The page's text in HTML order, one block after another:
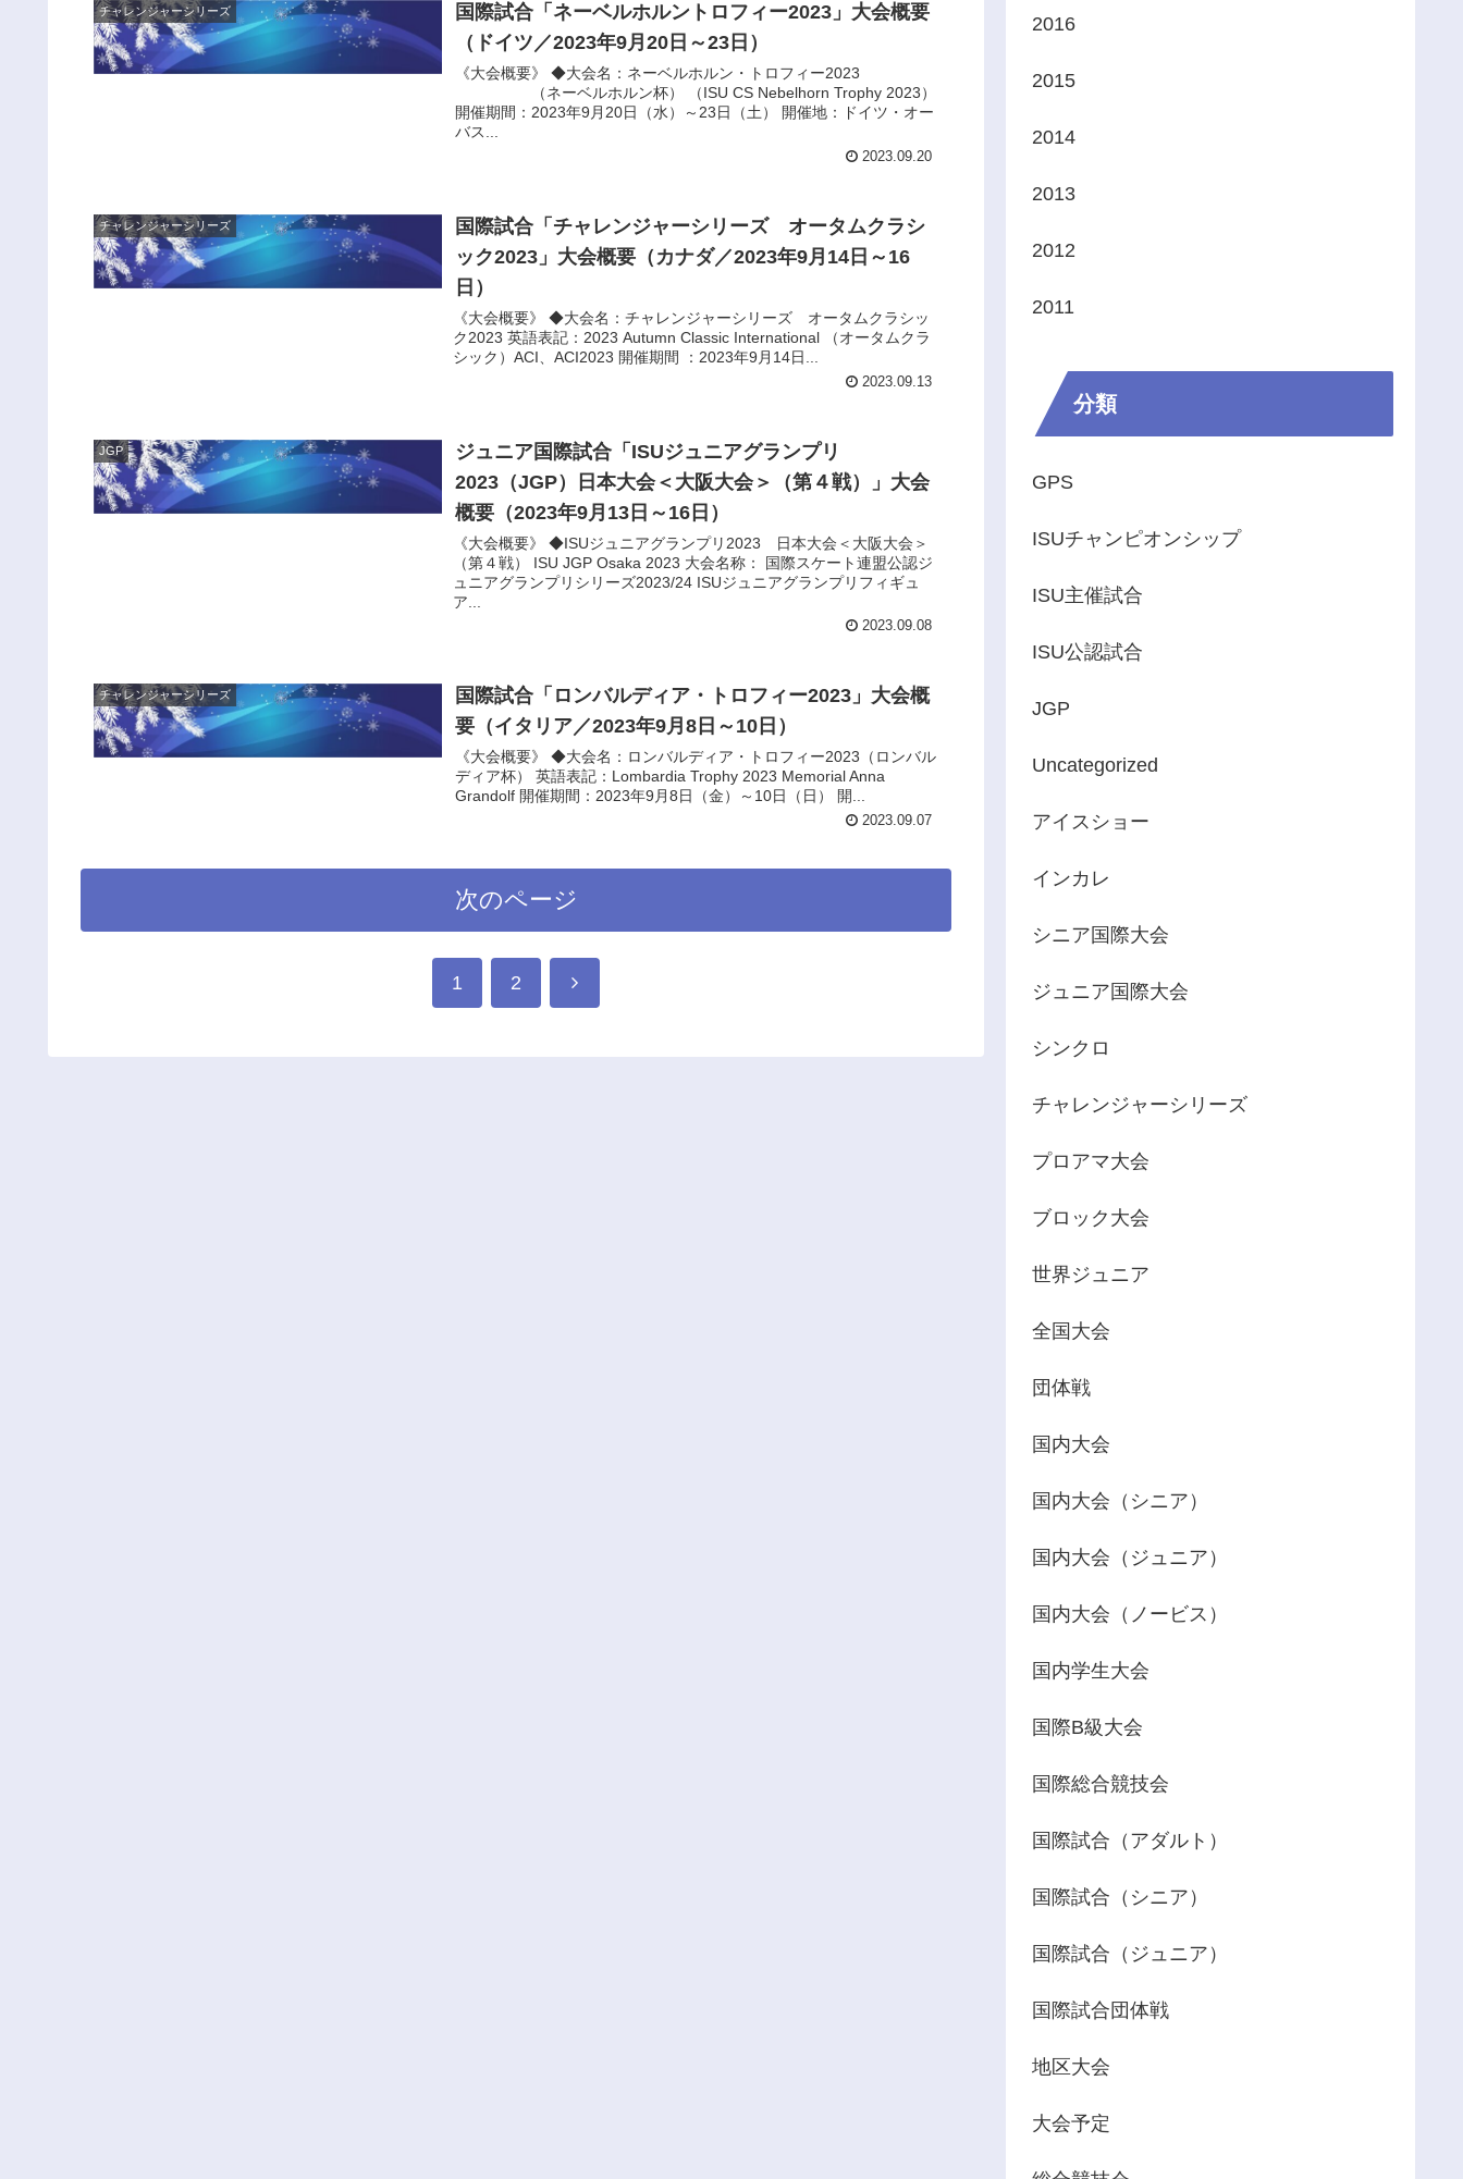
チャレンジャーシリーズ
国際試合「ネーベルホルントロフィー2023」大会概要
（ドイツ／2023年9月20日～23日）
《大会概要》 ◆大会名：ネーベルホルン・トロフィー2023
（ネーベルホルン杯） （ISU CS Nebelhorn Trophy 2023）
開催期間：2023年9月20日（水）～23日（土） 開催地：ドイツ・オー
バス...
2023.09.20
チャレンジャーシリーズ
国際試合「チャレンジャーシリーズ オータムクラシ
ック2023」大会概要（カナダ／2023年9月14日～16
日）
《大会概要》 ◆大会名：チャレンジャーシリーズ オータムクラシッ
ク2023 英語表記：2023 Autumn Classic International （オータムクラ
シック）ACI、ACI2023 開催期間 ：2023年9月14日...
2023.09.13
JGP
ジュニア国際試合「ISUジュニアグランプリ
2023（JGP）日本大会＜大阪大会＞（第４戦）」大会
概要（2023年9月13日～16日）
《大会概要》 ◆ISUジュニアグランプリ2023 日本大会＜大阪大会＞
（第４戦） ISU JGP Osaka 2023 大会名称： 国際スケート連盟公認ジ
ュニアグランプリシリーズ2023/24 ISUジュニアグランプリフィギュ
ア...
2023.09.08
チャレンジャーシリーズ
国際試合「ロンバルディア・トロフィー2023」大会概
要（イタリア／2023年9月8日～10日）
《大会概要》 ◆大会名：ロンバルディア・トロフィー2023（ロンバル
ディア杯） 英語表記：Lombardia Trophy 2023 Memorial Anna
Grandolf 開催期間：2023年9月8日（金）～10日（日） 開...
2023.09.07
次のページ
1 2
2016
2015
2014
2013
2012
2011
分類
GPS
ISUチャンピオンシップ
ISU主催試合
ISU公認試合
JGP
Uncategorized
アイスショー
インカレ
シニア国際大会
ジュニア国際大会
シンクロ
チャレンジャーシリーズ
プロアマ大会
ブロック大会
世界ジュニア
全国大会
団体戦
国内大会
国内大会（シニア）
国内大会（ジュニア）
国内大会（ノービス）
国内学生大会
国際B級大会
国際総合競技会
国際試合（アダルト）
国際試合（シニア）
国際試合（ジュニア）
国際試合団体戦
地区大会
大会予定